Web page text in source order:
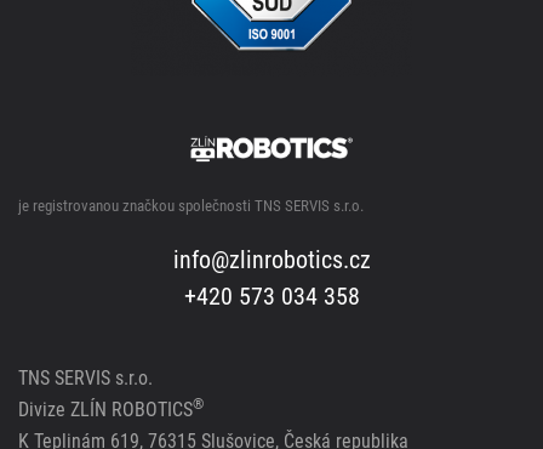
je registrovanou značkou společnosti TNS SERVIS s.r.o.
info@zlinrobotics.cz
+420 573 034 358
TNS SERVIS s.r.o.
Divize ZLÍN ROBOTICS®
K Teplinám 619, 76315 Slušovice, Česká republika